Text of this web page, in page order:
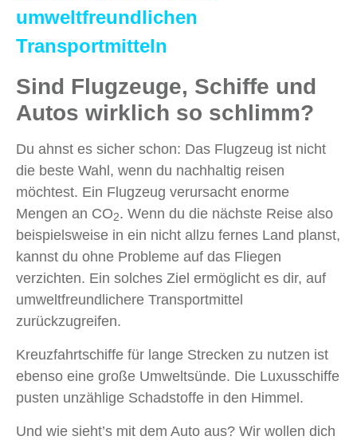
umweltfreundlichen
Transportmitteln
Sind Flugzeuge, Schiffe und
Autos wirklich so schlimm?
Du ahnst es sicher schon: Das Flugzeug ist nicht
die beste Wahl, wenn du nachhaltig reisen
möchtest. Ein Flugzeug verursacht enorme
Mengen an CO2. Wenn du die nächste Reise also
beispielsweise in ein nicht allzu fernes Land planst,
kannst du ohne Probleme auf das Fliegen
verzichten. Ein solches Ziel ermöglicht es dir, auf
umweltfreundlichere Transportmittel
zurückzugreifen.
Kreuzfahrtschiffe für lange Strecken zu nutzen ist
ebenso eine große Umweltsünde. Die Luxusschiffe
pusten unzählige Schadstoffe in den Himmel.
Und wie sieht’s mit dem Auto aus? Wir wollen dich